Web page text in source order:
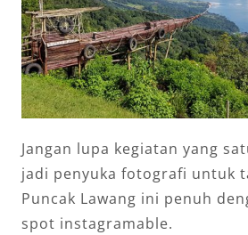
Jangan lupa kegiatan yang
jadi penyuka fotografi untuk
Puncak Lawang ini penuh
spot instagramable.